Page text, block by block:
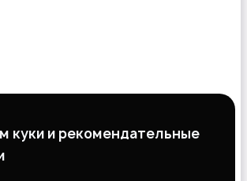
куки и рекомендательные